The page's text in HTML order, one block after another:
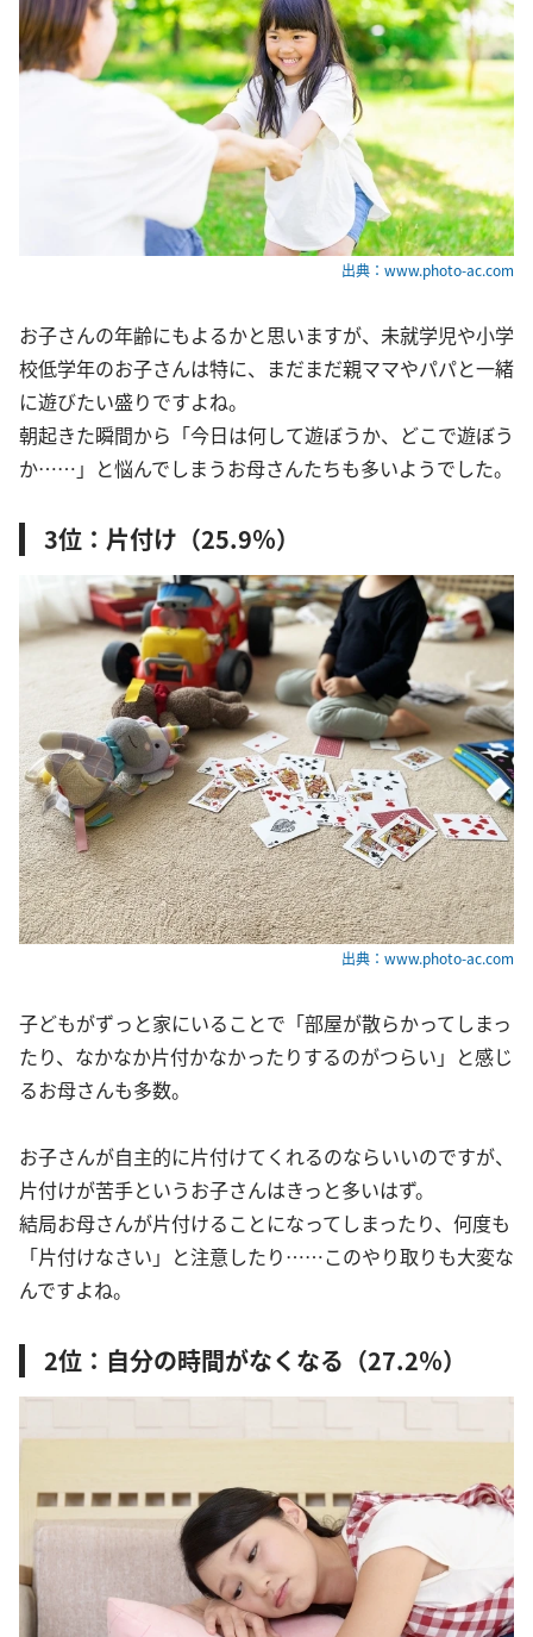
出典：www.photo-ac.com
お子さんの年齢にもよるかと思いますが、未就学児や小学
校低学年のお子さんは特に、まだまだ親ママやパパと一緒
に遊びたい盛りですよね。
朝起きた瞬間から「今日は何して遊ぼうか、どこで遊ぼう
か……」と悩んでしまうお母さんたちも多いようでした。
3位：片付け（25.9％）
出典：www.photo-ac.com
子どもがずっと家にいることで「部屋が散らかってしまっ
たり、なかなか片付かなかったりするのがつらい」と感じ
るお母さんも多数。
お子さんが自主的に片付けてくれるのならいいのですが、
片付けが苦手というお子さんはきっと多いはず。
結局お母さんが片付けることになってしまったり、何度も
「片付けなさい」と注意したり……このやり取りも大変な
んですよね。
2位：自分の時間がなくなる（27.2％）